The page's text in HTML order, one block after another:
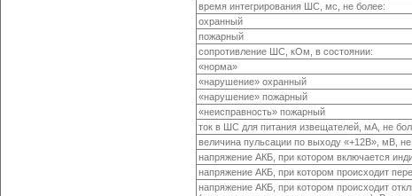
время интегрирования ШС, мс, не более:
охранный
пожарный
сопротивление ШС, кОм, в состоянии:
«норма»
«нарушение» охранный
«нарушение» пожарный
«неисправность» пожарный
ток в ШС для питания извещателей, мА, не
величина пульсации по выходу «+12В», мВ,
напряжение АКБ, при котором включается
напряжение АКБ, при котором происходит
напряжение АКБ, при котором происходит